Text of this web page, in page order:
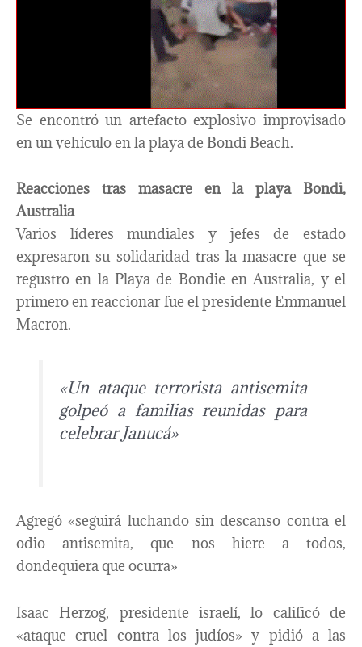
Se encontró un artefacto explosivo improvisado
en un vehículo en la playa de Bondi Beach.
Reacciones tras masacre en la playa Bondi,
Australia
Varios líderes mundiales y jefes de estado
expresaron su solidaridad tras la masacre que se
regustro en la Playa de Bondie en Australia, y el
primero en reaccionar fue el presidente Emmanuel
Macron.
«Un ataque terrorista antisemita
golpeó a familias reunidas para
celebrar Janucá»
Agregó «seguirá luchando sin descanso contra el
odio antisemita, que nos hiere a todos,
dondequiera que ocurra»
Isaac Herzog, presidente israelí, lo calificó de
«ataque cruel contra los judíos» y pidió a las